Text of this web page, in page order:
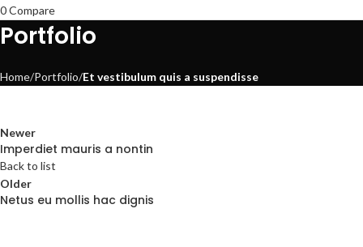
0Compare
Portfolio
Home Portfolio Et vestibulum quis a suspendisse
Newer
Imperdiet mauris a nontin
Back to list
Older
Netus eu mollis hac dignis